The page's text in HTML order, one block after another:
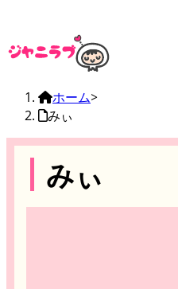
ホーム>
みぃ
みぃ